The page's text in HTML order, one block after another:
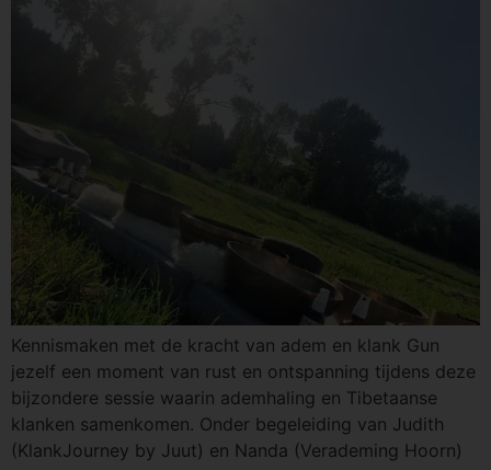
Kennismaken met de kracht van adem en klank Gun
jezelf een moment van rust en ontspanning tijdens deze
bijzondere sessie waarin ademhaling en Tibetaanse
klanken samenkomen. Onder begeleiding van Judith
(KlankJourney by Juut) en Nanda (Verademing Hoorn)